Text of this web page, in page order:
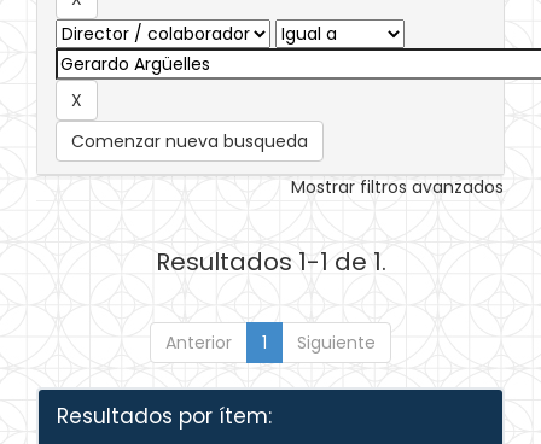
Comenzar nueva busqueda
Mostrar filtros avanzados
Resultados 1-1 de 1.
Anterior 1 Siguiente
Resultados por ítem: